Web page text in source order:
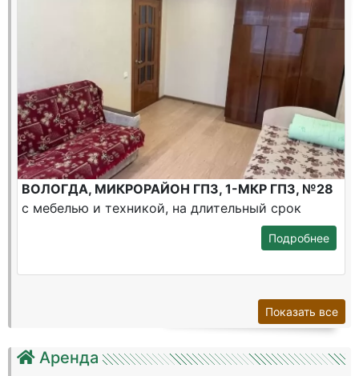
Аренда
ВОЛОГДА, МИКРОРАЙОН ГПЗ, 1-МКР ГПЗ, №28
с мебелью и техникой, на длительный срок
Подробнее
Показать все